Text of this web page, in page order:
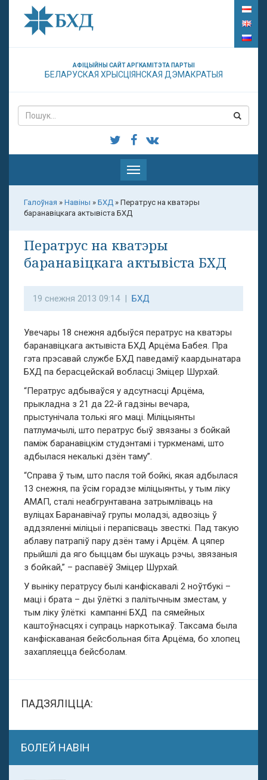
АФІЦЫЙНЫ САЙТ АРГКАМІТЭТА ПАРТЫІ
БЕЛАРУСКАЯ ХРЫСЦІЯНСКАЯ ДЭМАКРАТЫЯ
Паказаць
меню
Галоўная » Навіны » БХД » Ператрус на кватэры
баранавіцкага актывіста БХД
Ператрус на кватэры
баранавіцкага актывіста БХД
19 снежня 2013 09:14 | БХД
Увечары 18 снежня адбыўся ператрус на кватэры
баранавіцкага актывіста БХД Арцёма Бабея. Пра
гэта прэсавай службе БХД паведаміў каардынатара
БХД па берасцейскай вобласці Зміцер Шурхай.
“Ператрус адбываўся у адсутнасці Арцёма,
прыкладна з 21 да 22-й гадзіны вечара,
прыстунічала толькі яго маці. Міліцыянты
патлумачылі, што ператрус быў звязаны з бойкай
паміж баранавіцкім студэнтамі і туркменамі, што
адбылася некалькі дзён таму”.
“Справа ў тым, што пасля той бойкі, якая адбылася
13 снежня, па ўсім горадзе міліцыянты, у тым ліку
АМАП, сталі неабгрунтавана затрымліваць на
вуліцах Баранавічаў групы моладзі, адвозіць ў
аддзяленні міліцыі і перапісваць звесткі. Пад такую
аблаву патрапіў пару дзён таму і Арцём. А цяпер
прыйшлі да яго быццам бы шукаць рэчы, звязаныя
з бойкай,” – распавёў Зміцер Шурхай.
У выніку ператрусу былі канфіскавалі 2 ноўтбукі –
маці і брата – ды ўлёткі з палітычным зместам, у
тым ліку ўлёткі кампанні БХД па сямейных
каштоўнасцях і супраць наркотыкаў. Таксама была
канфіскаваная бейсбольная біта Арцёма, бо хлопец
захапляецца бейсболам.
ПАДЗЯЛІЦЦА:
БОЛЕЙ НАВІН